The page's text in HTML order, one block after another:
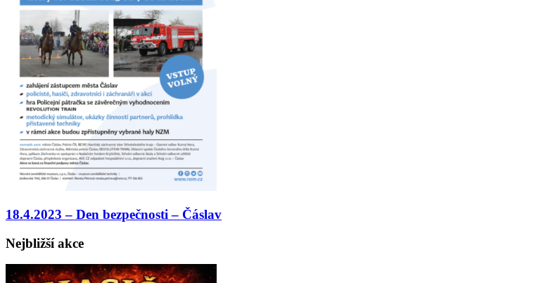
18.4.2023 – Den bezpečnosti – Čáslav
Nejbližší akce